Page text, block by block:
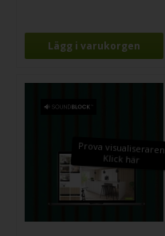
Prova visualiseraren
Klick här